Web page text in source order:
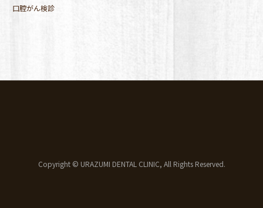
口腔がん検診
Copyright © URAZUMI DENTAL CLINIC, All Rights Reserved.